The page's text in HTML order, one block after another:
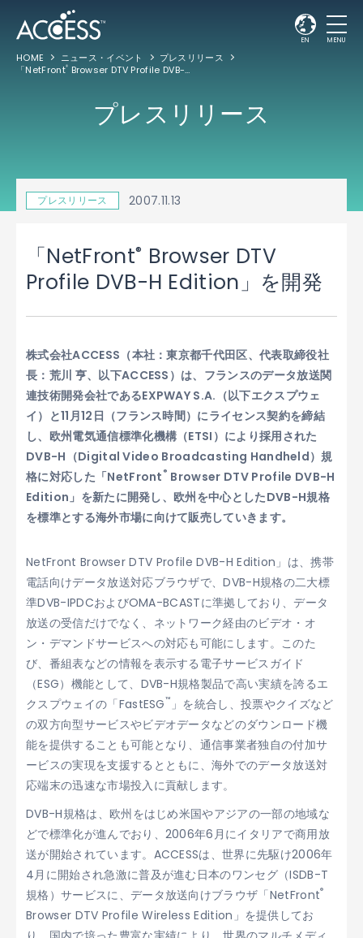
EN MENU
HOME ニュース・イベント
プレスリリース
「NetFront® Browser DTV Profile DVB-H Edition」を開発
プレスリリース
プレスリリース 2007.11.13
「NetFront® Browser DTV
Profile DVB-H Edition」を開発
株式会社ACCESS（本社：東京都千代田区、代表取締役社
長：荒川 亨、以下ACCESS）は、フランスのデータ放送関
連技術開発会社であるEXPWAY S.A.（以下エクスプウェ
イ）と11月12日（フランス時間）にライセンス契約を締結
し、欧州電気通信標準化機構（ETSI）により採用された
DVB-H（Digital Video Broadcasting Handheld）規
格に対応した「NetFront ® Browser DTV Profile DVB-H
Edition」を新たに開発し、欧州を中心としたDVB-H規格
を標準とする海外市場に向けて販売していきます。
NetFront Browser DTV Profile DVB-H Edition」は、携帯
電話向けデータ放送対応ブラウザで、DVB-H規格の二大標
準DVB-IPDCおよびOMA-BCASTに準拠しており、データ
放送の受信だけでなく、ネットワーク経由のビデオ・オ
ン・デマンドサービスへの対応も可能にします。このた
び、番組表などの情報を表示する電子サービスガイド
（ESG）機能として、DVB-H規格製品で高い実績を誇るエ
クスプウェイの「FastESG™ 」を統合し、投票やクイズなど
の双方向型サービスやビデオデータなどのダウンロード機
能を提供することも可能となり、通信事業者独自の付加サ
ービスの実現を支援するとともに、海外でのデータ放送対
応端末の迅速な市場投入に貢献します。
DVB-H規格は、欧州をはじめ米国やアジアの一部の地域な
どで標準化が進んでおり、2006年6月にイタリアで商用放
送が開始されています。ACCESSは、世界に先駆け2006年
4月に開始され急激に普及が進む日本のワンセグ（ISDB-T
規格）サービスに、データ放送向けブラウザ「NetFront®
Browser DTV Profile Wireless Edition」を提供してお